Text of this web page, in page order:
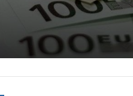
u sukobu